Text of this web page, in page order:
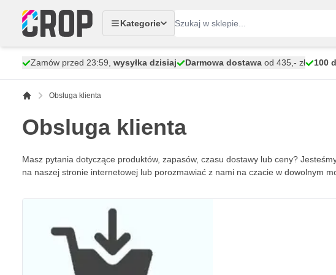
Kategorie
Zamów przed 23:59, wysyłka dzisiaj Darmowa dostawa od 435,- zł 100
Obsluga klienta
Obsluga klienta
Masz pytania dotyczące produktów, zapasów, czasu dostawy lub ceny?
na naszej stronie internetowej lub porozmawiać z nami na czacie w dowolnym